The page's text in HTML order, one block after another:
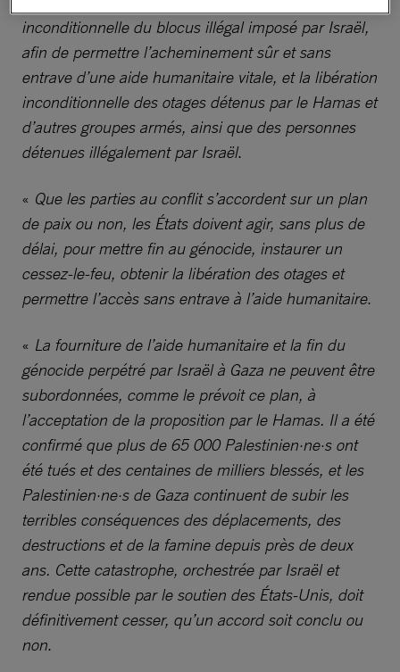
inconditionnelle du blocus illégal imposé par Israël,
afin de permettre l’acheminement sûr et sans
entrave d’une aide humanitaire vitale, et la libération
inconditionnelle des otages détenus par le Hamas et
d’autres groupes armés, ainsi que des personnes
détenues illégalement par Israël.
« Que les parties au conflit s’accordent sur un plan
de paix ou non, les États doivent agir, sans plus de
délai, pour mettre fin au génocide, instaurer un
cessez-le-feu, obtenir la libération des otages et
permettre l’accès sans entrave à l’aide humanitaire.
« La fourniture de l’aide humanitaire et la fin du
génocide perpétré par Israël à Gaza ne peuvent être
subordonnées, comme le prévoit ce plan, à
l’acceptation de la proposition par le Hamas. Il a été
confirmé que plus de 65 000 Palestinien·ne·s ont
été tués et des centaines de milliers blessés, et les
Palestinien·ne·s de Gaza continuent de subir les
terribles conséquences des déplacements, des
destructions et de la famine depuis près de deux
ans. Cette catastrophe, orchestrée par Israël et
rendue possible par le soutien des États-Unis, doit
définitivement cesser, qu’un accord soit conclu ou
non.